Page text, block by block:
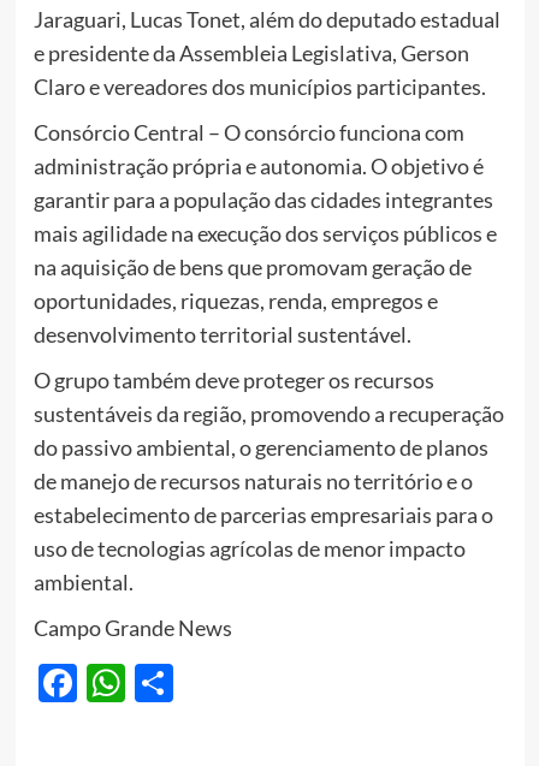
Jaraguari, Lucas Tonet, além do deputado estadual
e presidente da Assembleia Legislativa, Gerson
Claro e vereadores dos municípios participantes.
Consórcio Central – O consórcio funciona com
administração própria e autonomia. O objetivo é
garantir para a população das cidades integrantes
mais agilidade na execução dos serviços públicos e
na aquisição de bens que promovam geração de
oportunidades, riquezas, renda, empregos e
desenvolvimento territorial sustentável.
O grupo também deve proteger os recursos
sustentáveis da região, promovendo a recuperação
do passivo ambiental, o gerenciamento de planos
de manejo de recursos naturais no território e o
estabelecimento de parcerias empresariais para o
uso de tecnologias agrícolas de menor impacto
ambiental.
Campo Grande News
Facebook
WhatsApp
Share